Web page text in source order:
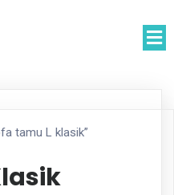
tamu L klasik”